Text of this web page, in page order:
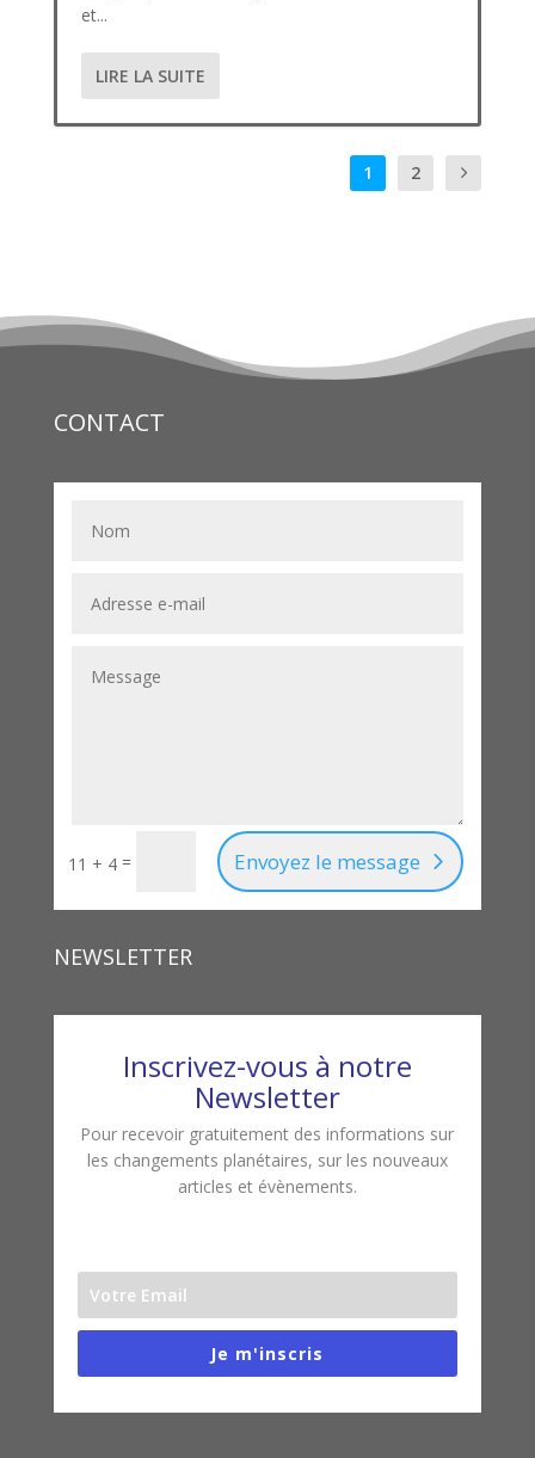
et...
LIRE LA SUITE
1 2
CONTACT
11 + 4 = Envoyez le message
NEWSLETTER
Inscrivez-vous à notre
Newsletter
Pour recevoir gratuitement des informations sur
les changements planétaires, sur les nouveaux
articles et évènements.
Je m'inscris